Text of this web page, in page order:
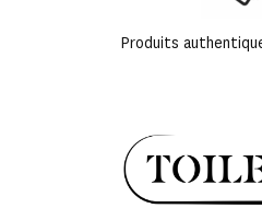
Produits